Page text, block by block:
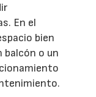
En el
bien
balcón o un